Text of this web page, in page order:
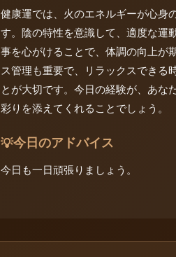
健康運では、火のエネルギーが心身
す。陰の特性を意識して、適度な運
事を心がけることで、体調の向上が
ス管理も重要で、リラックスできる
とが大切です。今日の経験が、あな
彩りを添えてくれることでしょう。
💡今日のアドバイス
今日も一日頑張りましょう。